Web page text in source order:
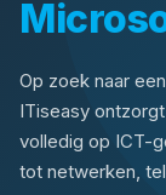
Op zoek naar
ITiseasy
volledig op ICT-
tot netwerken,